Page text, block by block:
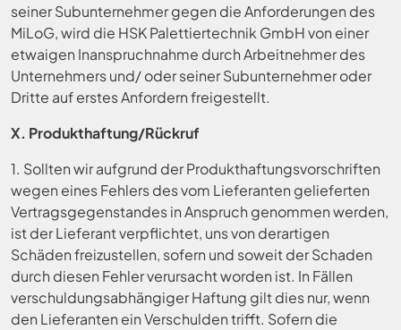
seiner Subunternehmer gegen die Anforderungen des
MiLoG, wird die HSK Palettiertechnik GmbH von einer
etwaigen Inanspruchnahme durch Arbeitnehmer des
Unternehmers und/ oder seiner Subunternehmer oder
Dritte auf erstes Anfordern freigestellt.
X. Produkthaftung/Rückruf
1. Sollten wir aufgrund der Produkthaftungsvorschriften
wegen eines Fehlers des vom Lieferanten gelieferten
Vertragsgegenstandes in Anspruch genommen werden,
ist der Lieferant verpflichtet, uns von derartigen
Schäden freizustellen, sofern und soweit der Schaden
durch diesen Fehler verursacht worden ist. In Fällen
verschuldungsabhängiger Haftung gilt dies nur, wenn
den Lieferanten ein Verschulden trifft. Sofern die